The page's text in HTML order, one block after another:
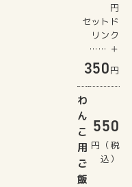
円
セットド
リンク
…… ＋
350円
わ
ん
こ
用
ご
飯
550
円（税
込）